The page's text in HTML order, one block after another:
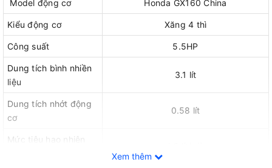
Model động cơ Honda GX160 China
Kiểu động cơ Xăng 4 thì
Công suất 5.5HP
Dung tích bình nhiền
liệu
3.1 lít
Dung tích nhớt động
cơ
0.58 lít
Mức tiêu hao nhiên
Xem thêm